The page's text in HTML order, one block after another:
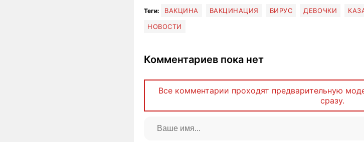
Теги: ВАКЦИНА ВАКЦИНАЦИЯ ВИРУС ДЕВОЧКИ
НОВОСТИ
Комментариев пока нет
Все комментарии проходят предварительную
сразу.